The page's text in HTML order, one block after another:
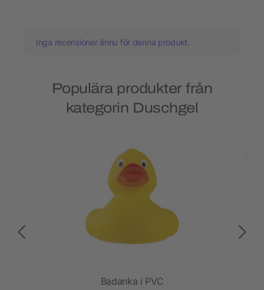
Inga recensioner ännu för denna produkt.
Populära produkter från
kategorin Duschgel
Badanka i PVC